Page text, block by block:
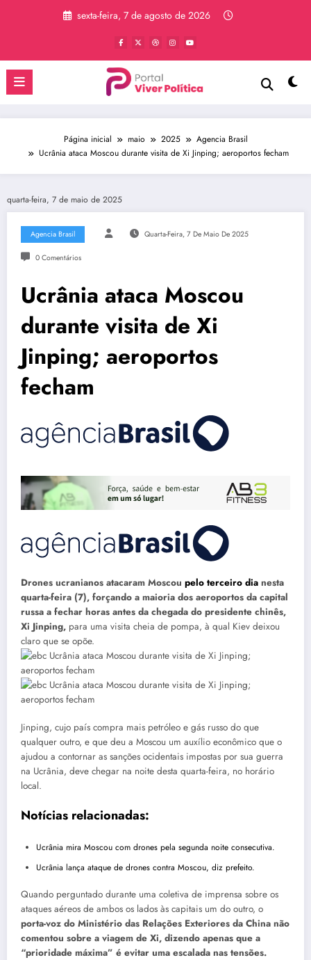
sexta-feira, 7 de agosto de 2026
Página inicial maio 2025
Agencia Brasil
Ucrânia ataca Moscou durante visita de Xi Jinping; aeroportos fecham
quarta-feira, 7 de maio de 2025
Agencia Brasil Quarta-Feira, 7 De Maio De 2025
0 Comentários
Ucrânia ataca Moscou
durante visita de Xi
Jinping; aeroportos
fecham
Drones ucranianos atacaram Moscou pelo terceiro dia nesta
quarta-feira (7), forçando a maioria dos aeroportos da capital
russa a fechar horas antes da chegada do presidente chinês,
Xi Jinping, para uma visita cheia de pompa, à qual Kiev deixou
claro que se opõe.
Jinping, cujo país compra mais petróleo e gás russo do que
qualquer outro, e que deu a Moscou um auxílio econômico que o
ajudou a contornar as sanções ocidentais impostas por sua guerra
na Ucrânia, deve chegar na noite desta quarta-feira, no horário
local.
Notícias relacionadas:
Ucrânia mira Moscou com drones pela segunda noite consecutiva.
Ucrânia lança ataque de drones contra Moscou, diz prefeito.
Quando perguntado durante uma coletiva de imprensa sobre os
ataques aéreos de ambos os lados às capitais um do outro, o
porta-voz do Ministério das Relações Exteriores da China não
comentou sobre a viagem de Xi, dizendo apenas que a
“prioridade máxima” é evitar uma escalada nas tensões.